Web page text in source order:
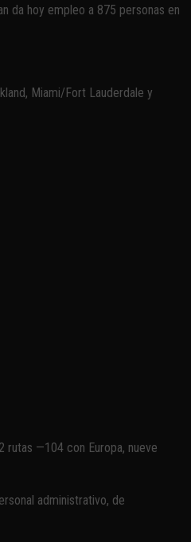
da hoy empleo a 875 personas en
Miami/Fort Lauderdale y
rutas —104 con Europa, nueve
administrativo, de